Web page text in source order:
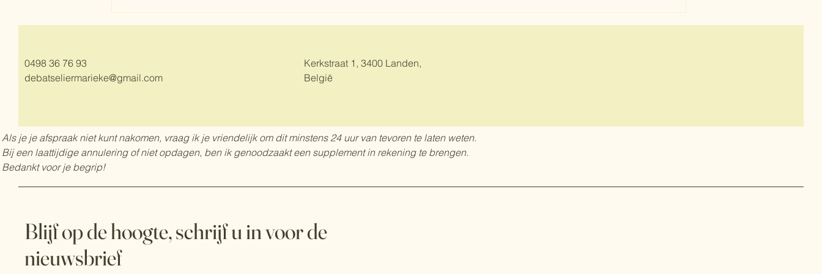
⚖️
deze simpele bewaartip! ✨
0498 36 76 93
debatseliermarieke@gmail.com
Kerkstraat 1, 3400 Landen,
België
Als je je afspraak niet kunt nakomen, vraag ik je vriendelijk om dit minstens 24 uur van tevoren te laten weten.
Bij een laattijdige annulering of niet opdagen, ben ik genoodzaakt een supplement in rekening te brengen.
Bedankt voor je begrip!
Blijf op de hoogte, schrijf u in voor de
nieuwsbrief